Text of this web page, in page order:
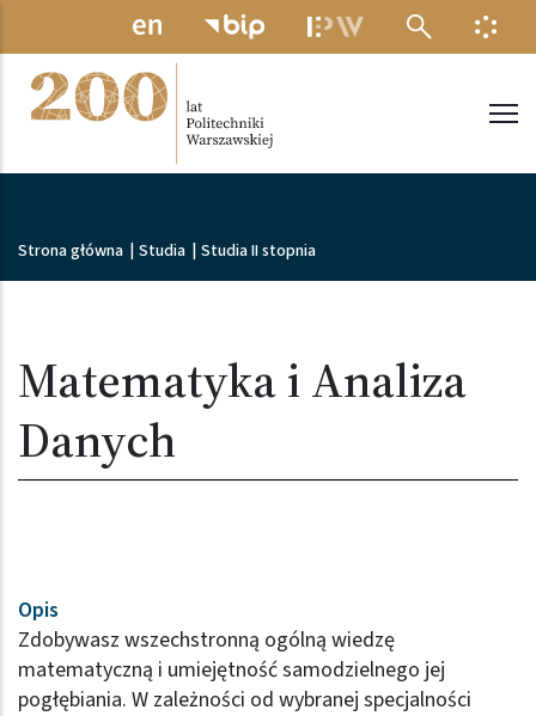
Przejdź do treści
MENU
Ścieżka nawigacyjna
Strona główna Studia Studia II stopnia
Matematyka i Analiza
Danych
Opis
Zdobywasz wszechstronną ogólną wiedzę
matematyczną i umiejętność samodzielnego jej
pogłębiania. W zależności od wybranej specjalności